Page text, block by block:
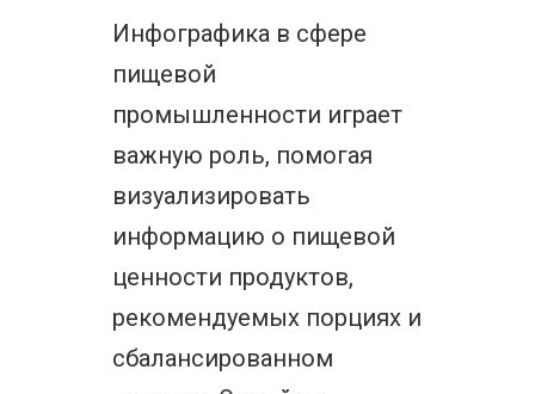
Инфографика в сфере
пищевой
промышленности играет
важную роль, помогая
визуализировать
информацию о пищевой
ценности продуктов,
рекомендуемых порциях и
сбалансированном